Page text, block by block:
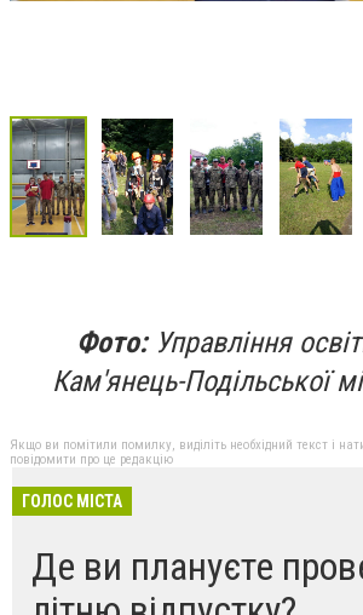
Фото:Управління
Кам'янець-Подільської
Якщо ви помітили помилку, виділіть необхідний текст і
повідомити про це редакцію
ГОЛОС МІСТА
Де ви плануєте